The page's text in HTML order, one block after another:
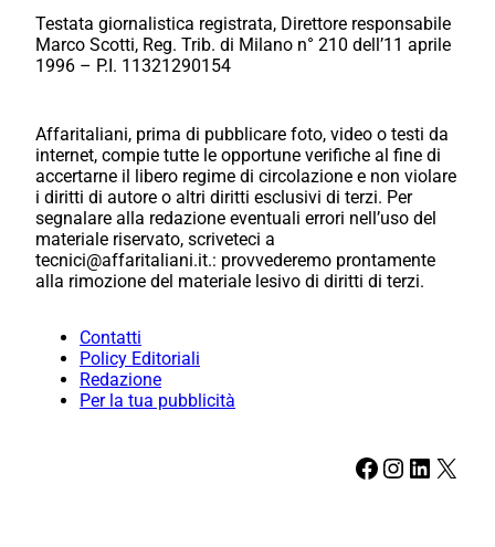
Testata giornalistica registrata, Direttore responsabile
Marco Scotti, Reg. Trib. di Milano n° 210 dell’11 aprile
1996 – P.I. 11321290154
Affaritaliani, prima di pubblicare foto, video o testi da
internet, compie tutte le opportune verifiche al fine di
accertarne il libero regime di circolazione e non violare
i diritti di autore o altri diritti esclusivi di terzi. Per
segnalare alla redazione eventuali errori nell’uso del
materiale riservato, scriveteci a
tecnici@affaritaliani.it.: provvederemo prontamente
alla rimozione del materiale lesivo di diritti di terzi.
Contatti
Policy Editoriali
Redazione
Per la tua pubblicità
Facebook Instagram LinkedIn X